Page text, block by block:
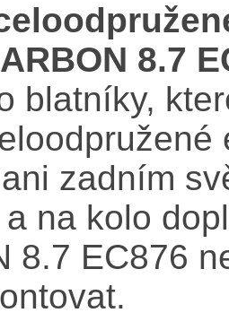
8.7
blatníky,
zadním
na kolo
8.7 EC876